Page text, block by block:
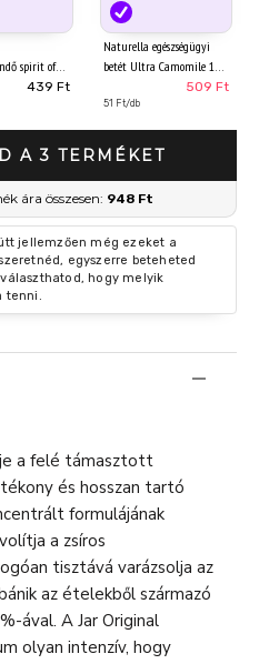
spirit of
90 db439 Ft
Naturella egészségügyi
betét Ultra Camomile 10
509 Ft
51 Ft/db
A 3 TERMÉKET
ára összesen: 948 Ft
jellemzően még ezeket a
egyszerre beteheted
hogy melyik
tenni.
a felé támasztott
és hosszan tartó
formulájának
a zsíros
tisztává varázsolja az
az ételekből származó
ával. A Jar Original
olyan intenzív, hogy